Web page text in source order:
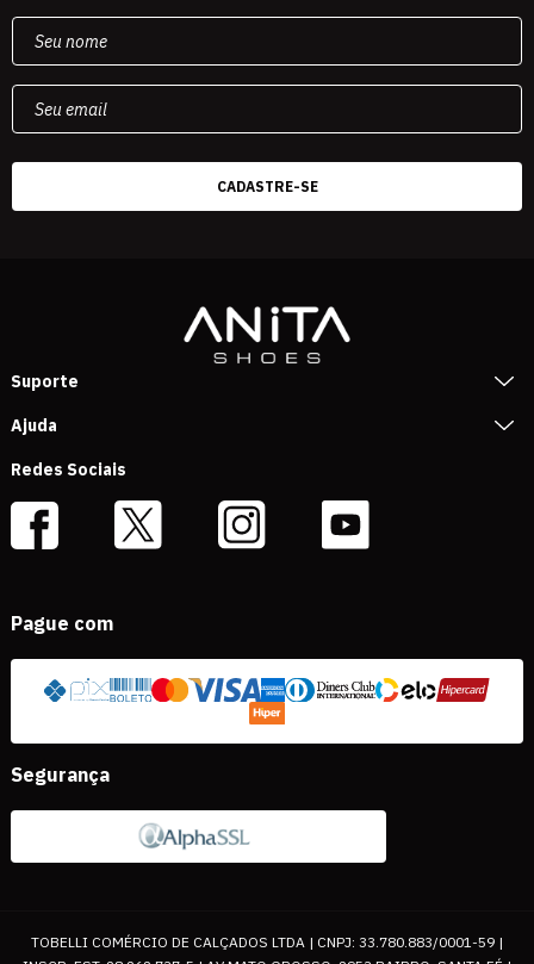
Suporte
Ajuda
Redes Sociais
Pague com
Segurança
TOBELLI COMÉRCIO DE CALÇADOS LTDA | CNPJ: 33.780.883/0001-59 |